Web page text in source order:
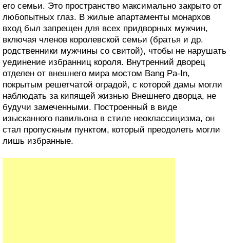
его семьи. Это пространство максимально закрыто от
любопытных глаз. В жилые апартаменты монархов
вход был запрещен для всех придворных мужчин,
включая членов королевской семьи (братья и др.
родственники мужчины со свитой), чтобы не нарушать
уединение избранниц короля. Внутренний дворец
отделен от внешнего мира мостом Bang Pa-In,
покрытым решетчатой оградой, с которой дамы могли
наблюдать за кипящей жизнью Внешнего дворца, не
будучи замеченными. Построенный в виде
изысканного павильона в стиле неоклассицизма, он
стал пропускным пунктом, который преодолеть могли
лишь избранные.